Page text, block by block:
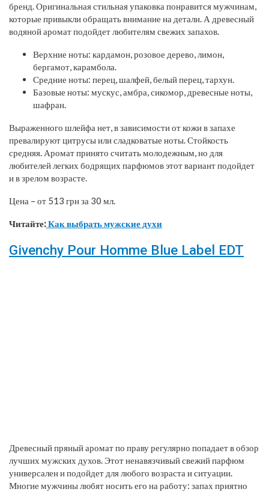
бренд. Оригинальная стильная упаковка понравится мужчинам,
которые привыкли обращать внимание на детали. А древесный
водяной аромат подойдет любителям свежих запахов.
Верхние ноты: кардамон, розовое дерево, лимон,
бергамот, карамбола.
Средние ноты: перец, шалфей, белый перец, тархун.
Базовые ноты: мускус, амбра, сикомор, древесные ноты,
шафран.
Выраженного шлейфа нет, в зависимости от кожи в запахе
превалируют цитрусы или сладковатые ноты. Стойкость
средняя. Аромат принято считать молодежным, но для
любителей легких бодрящих парфюмов этот вариант подойдет
и в зрелом возрасте.
Цена – от 513 грн за 30 мл.
Читайте:Как выбрать мужские духи
Givenchy Pour Homme Blue Label EDT
Древесный пряный аромат по праву регулярно попадает в обзор
лучших мужских духов. Этот ненавязчивый свежий парфюм
универсален и подойдет для любого возраста и ситуации.
Многие мужчины любят носить его на работу: запах приятно